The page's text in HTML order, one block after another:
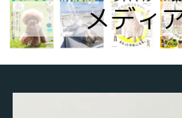
メディ